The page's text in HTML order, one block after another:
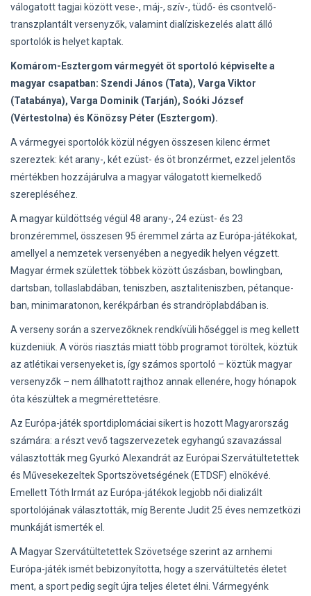
válogatott tagjai között vese-, máj-, szív-, tüdő- és csontvelő-
transzplantált versenyzők, valamint dialíziskezelés alatt álló
sportolók is helyet kaptak.
Komárom-Esztergom vármegyét öt sportoló képviselte a
magyar csapatban: Szendi János (Tata), Varga Viktor
(Tatabánya), Varga Dominik (Tarján), Soóki József
(Vértestolna) és Könözsy Péter (Esztergom).
A vármegyei sportolók közül négyen összesen kilenc érmet
szereztek: két arany-, két ezüst- és öt bronzérmet, ezzel jelentős
mértékben hozzájárulva a magyar válogatott kiemelkedő
szerepléséhez.
A magyar küldöttség végül 48 arany-, 24 ezüst- és 23
bronzéremmel, összesen 95 éremmel zárta az Európa-játékokat,
amellyel a nemzetek versenyében a negyedik helyen végzett.
Magyar érmek születtek többek között úszásban, bowlingban,
dartsban, tollaslabdában, teniszben, asztaliteniszben, pétanque-
ban, minimaratonon, kerékpárban és strandröplabdában is.
A verseny során a szervezőknek rendkívüli hőséggel is meg kellett
küzdeniük. A vörös riasztás miatt több programot töröltek, köztük
az atlétikai versenyeket is, így számos sportoló – köztük magyar
versenyzők – nem állhatott rajthoz annak ellenére, hogy hónapok
óta készültek a megmérettetésre.
Az Európa-játék sportdiplomáciai sikert is hozott Magyarország
számára: a részt vevő tagszervezetek egyhangú szavazással
választották meg Gyurkó Alexandrát az Európai Szervátültetettek
és Művesekezeltek Sportszövetségének (ETDSF) elnökévé.
Emellett Tóth Irmát az Európa-játékok legjobb női dializált
sportolójának választották, míg Berente Judit 25 éves nemzetközi
munkáját ismerték el.
A Magyar Szervátültetettek Szövetsége szerint az arnhemi
Európa-játék ismét bebizonyította, hogy a szervátültetés életet
ment, a sport pedig segít újra teljes életet élni. Vármegyénk